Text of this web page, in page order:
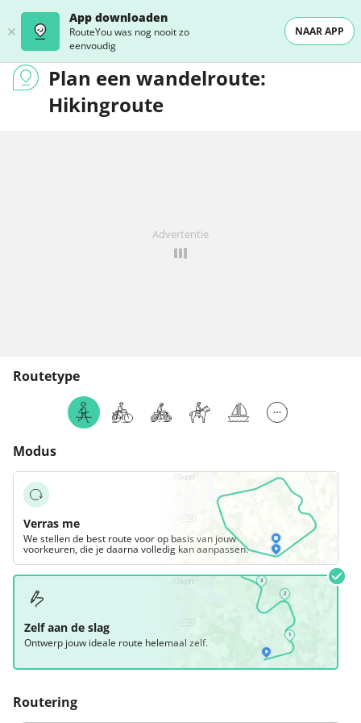
App downloaden
RouteYou was nog nooit zo
eenvoudig
NAAR APP
Plan een wandelroute:
Hikingroute
Advertentie
Routetype
Modus
Verras me
We stellen de best route voor op basis van jouw
voorkeuren, die je daarna volledig kan aanpassen.
Zelf aan de slag
Ontwerp jouw ideale route helemaal zelf.
Routering